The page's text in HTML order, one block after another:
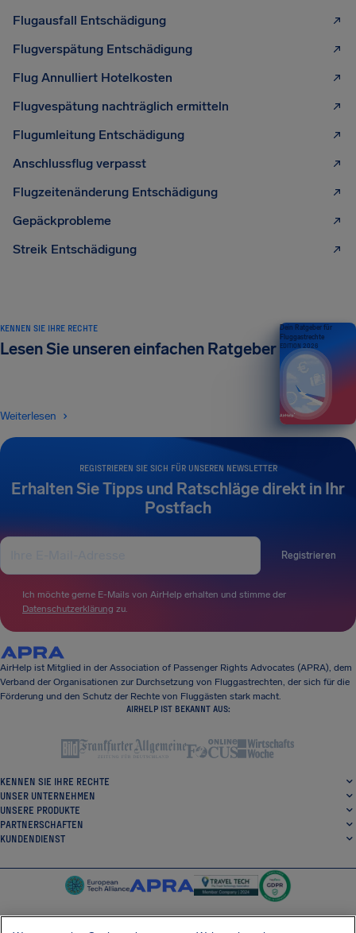
Flugausfall Entschädigung
Flugverspätung Entschädigung
Flug Annulliert Hotelkosten
Flugvespätung nachträglich ermitteln
Flugumleitung Entschädigung
Anschlussflug verpasst
Flugzeitenänderung Entschädigung
Gepäckprobleme
Streik Entschädigung
REGISTRIEREN SIE SICH FÜR UNSEREN NEWSLETTER
Erhalten Sie Tipps und Ratschläge direkt in Ihr
Postfach
Registrieren
Ich möchte gerne E-Mails von AirHelp erhalten und stimme der
Datenschutzerklärung zu.
KENNEN SIE IHRE RECHTE
Lesen Sie unseren einfachen Ratgeber
Weiterlesen
Dein Ratgeber für
Fluggastrechte
EDITION 2026
AirHelp ist Mitglied in der Association of Passenger Rights Advocates (APRA), dem
Verband der Organisationen zur Durchsetzung von Fluggastrechten, der sich für die
Förderung und den Schutz der Rechte von Fluggästen stark macht.
AIRHELP IST BEKANNT AUS:
KENNEN SIE IHRE RECHTE
UNSER UNTERNEHMEN
UNSERE PRODUKTE
PARTNERSCHAFTEN
KUNDENDIENST